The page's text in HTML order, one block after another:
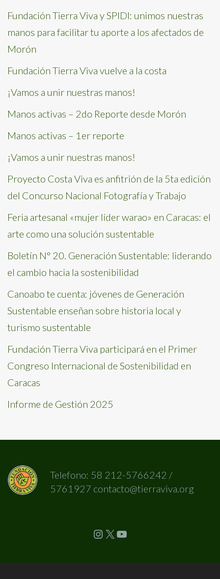
Fundación Tierra Viva y SPIDI: unimos nuestras
manos para facilitar tu aporte a los afectados de
Morón
Fundación Tierra Viva vuelve a la costa
¡Vamos a unir nuestras manos!
Manos activas – 2do Reporte desde Morón
Manos activas – 1er reporte
¡Vamos a unir nuestras manos!
Proyecto Costa Viva es anfitrión de la 5ta edición
del Concurso Nacional Fotografía y Trabajo
Feria artesanal «mujer líder warao» en Caracas: el
arte como una solución sustentable
Boletín N° 20. Generación Sustentable: liderando
el cambio hacia la sostenibilidad
Canoabo te cuenta: jóvenes de Generación
Sustentable enseñan sobre historia local y
turismo sustentable
Fundación Tierra Viva participará en el Primer
Congreso Internacional de Sostenibilidad en
Caracas
Informe de Gestión 2025
Telefono: 58 212-5766242 /
5761927 contacto@tierraviva.org
Instagram X YouTube